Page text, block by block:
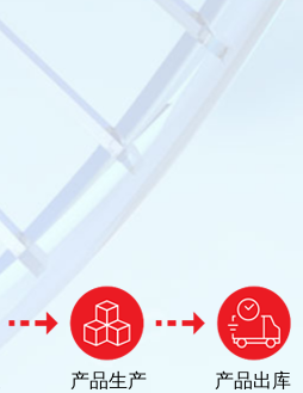
产品生产 产品出库